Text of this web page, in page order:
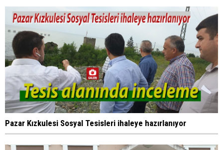
Pazar Kızkulesi Sosyal Tesisleri ihaleye hazırlanıyor